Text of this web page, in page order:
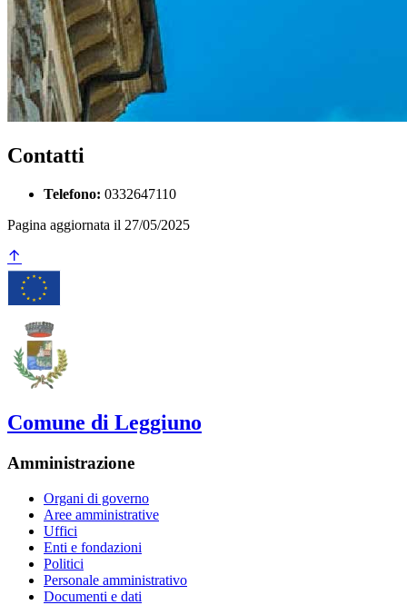
Contatti
Telefono: 0332647110
Pagina aggiornata il 27/05/2025
Comune di Leggiuno
Amministrazione
Organi di governo
Aree amministrative
Uffici
Enti e fondazioni
Politici
Personale amministrativo
Documenti e dati